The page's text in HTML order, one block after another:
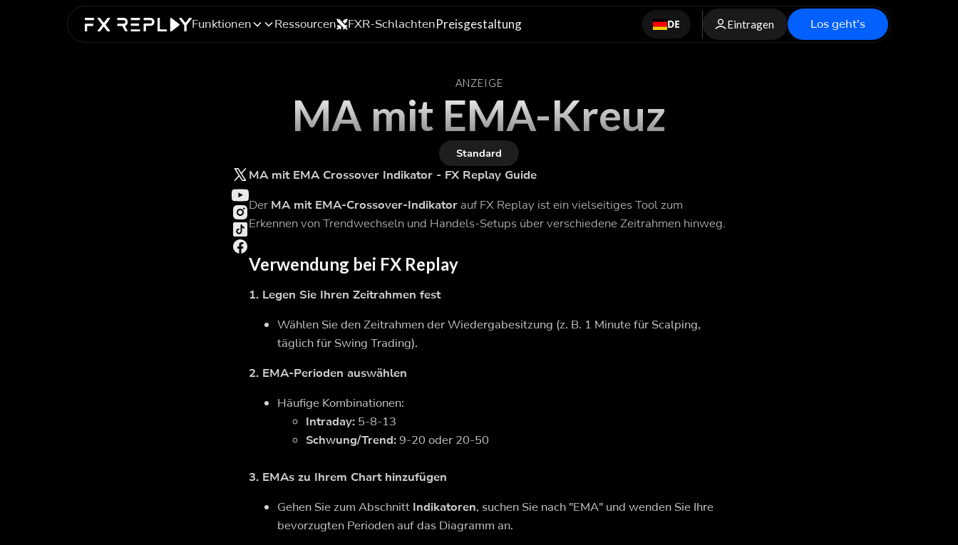
Funktionen Ressourcen FXR-SchlachtenPreisgestaltung DE Eintragen Los geht's
ANZEIGE
MA mit EMA-Kreuz
Standard
MA mit EMA Crossover Indikator - FX Replay Guide
Der MA mit EMA-Crossover-Indikator auf FX Replay ist ein vielseitiges Tool zum
Erkennen von Trendwechseln und Handels-Setups über verschiedene Zeitrahmen hinweg.
Verwendung bei FX Replay
1. Legen Sie Ihren Zeitrahmen fest
Wählen Sie den Zeitrahmen der Wiedergabesitzung (z. B. 1 Minute für Scalping,
täglich für Swing Trading).
2. EMA-Perioden auswählen
Häufige Kombinationen:
Intraday: 5-8-13
Schwung/Trend: 9-20 oder 20-50
3. EMAs zu Ihrem Chart hinzufügen
Gehen Sie zum Abschnitt Indikatoren, suchen Sie nach "EMA" und wenden Sie Ihre
bevorzugten Perioden auf das Diagramm an.